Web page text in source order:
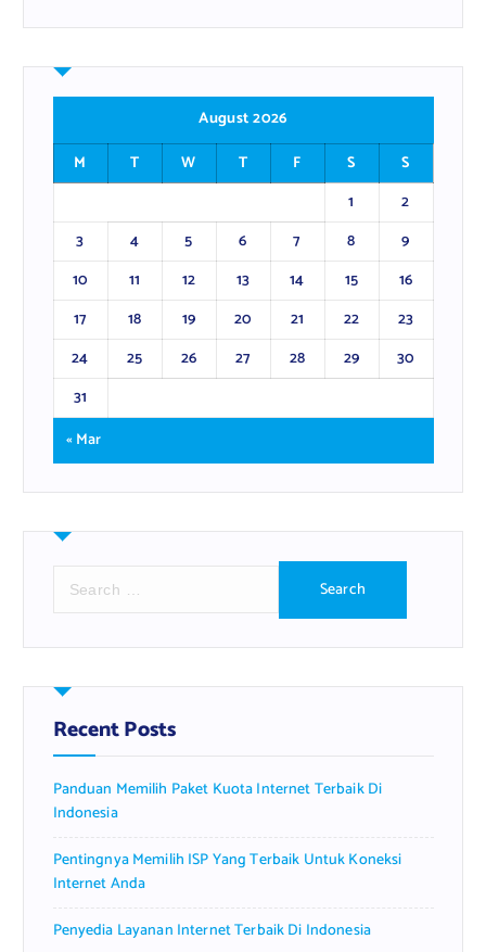
August 2026
M
T W T F S
S
1
2
3
4 5 6 7 8
9
10
11 12 13 14 15
16
17
18 19 20 21 22
23
24
25 26 27 28 29
30
31
« Mar
r
h
f
o
:
Recent Posts
Panduan Memilih Paket Kuota Internet Terbaik Di
Indonesia
Pentingnya Memilih ISP Yang Terbaik Untuk Koneksi
Internet Anda
Penyedia Layanan Internet Terbaik Di Indonesia